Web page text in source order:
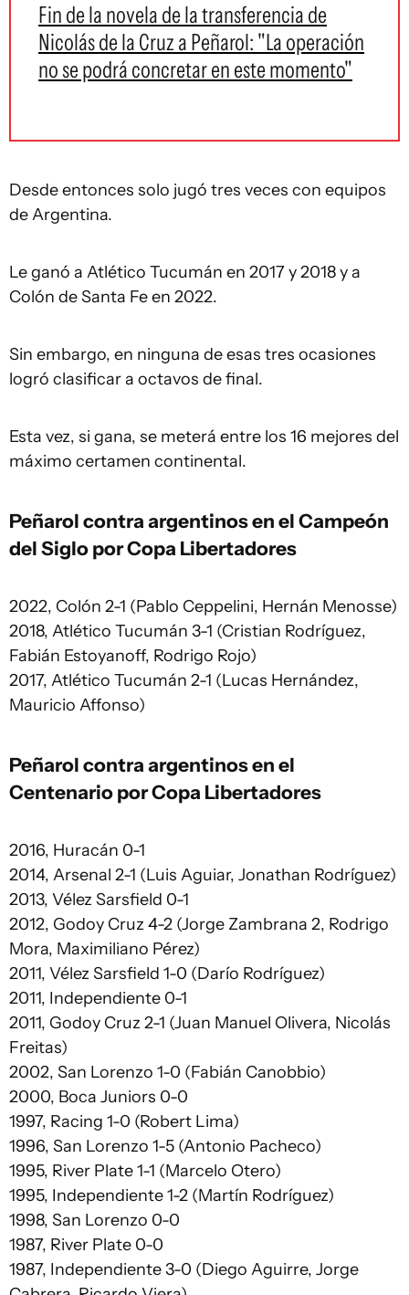
Fin de la novela de la transferencia de
Nicolás de la Cruz a Peñarol: "La operación
no se podrá concretar en este momento"
Desde entonces solo jugó tres veces con equipos
de Argentina.
Le ganó a Atlético Tucumán en 2017 y 2018 y a
Colón de Santa Fe en 2022.
Sin embargo, en ninguna de esas tres ocasiones
logró clasificar a octavos de final.
Esta vez, si gana, se meterá entre los 16 mejores del
máximo certamen continental.
Peñarol contra argentinos en el Campeón
del Siglo por Copa Libertadores
2022, Colón 2-1 (Pablo Ceppelini, Hernán Menosse)
2018, Atlético Tucumán 3-1 (Cristian Rodríguez,
Fabián Estoyanoff, Rodrigo Rojo)
2017, Atlético Tucumán 2-1 (Lucas Hernández,
Mauricio Affonso)
Peñarol contra argentinos en el
Centenario por Copa Libertadores
2016, Huracán 0-1
2014, Arsenal 2-1 (Luis Aguiar, Jonathan Rodríguez)
2013, Vélez Sarsfield 0-1
2012, Godoy Cruz 4-2 (Jorge Zambrana 2, Rodrigo
Mora, Maximiliano Pérez)
2011, Vélez Sarsfield 1-0 (Darío Rodríguez)
2011, Independiente 0-1
2011, Godoy Cruz 2-1 (Juan Manuel Olivera, Nicolás
Freitas)
2002, San Lorenzo 1-0 (Fabián Canobbio)
2000, Boca Juniors 0-0
1997, Racing 1-0 (Robert Lima)
1996, San Lorenzo 1-5 (Antonio Pacheco)
1995, River Plate 1-1 (Marcelo Otero)
1995, Independiente 1-2 (Martín Rodríguez)
1998, San Lorenzo 0-0
1987, River Plate 0-0
1987, Independiente 3-0 (Diego Aguirre, Jorge